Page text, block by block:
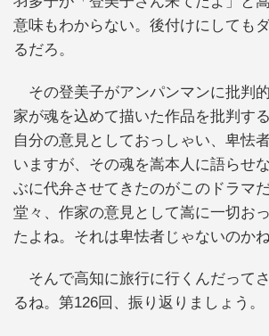
意味もわからない。後付けにしても
るだろ。
その登美子がアンパンマンに批判
家が魂を込めて描いた作品を批判す
自分の意見としておっしゃい、卑怯
いますが、その魂を嵩本人に語らせ
ぶに代弁させてきたのがこのドラマ
堂々、作家の意見として嵩に一切お
たよね。それは卑怯者じゃないのかね
そんで高知に旅行に行くんだって
るね。第126回、振り返りましょう。